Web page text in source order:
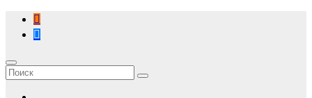
Перейти
содержимому